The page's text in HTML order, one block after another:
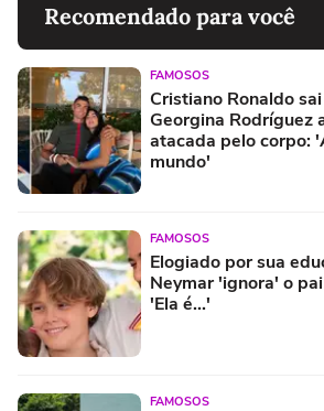
Recomendado para você
FAMOSOS
Cristiano Ronaldo
Georgina Rodríguez
atacada pelo corpo:
mundo'
FAMOSOS
Elogiado por sua
Neymar 'ignora' o
'Ela é...'
FAMOSOS